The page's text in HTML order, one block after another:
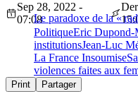
Le paradoxe de la «
Sep 28, 2022 -
07:08
PolitiqueEric Dupond-
institutionsJean-Luc
La France Insoumise
violences faites aux
Print Partager